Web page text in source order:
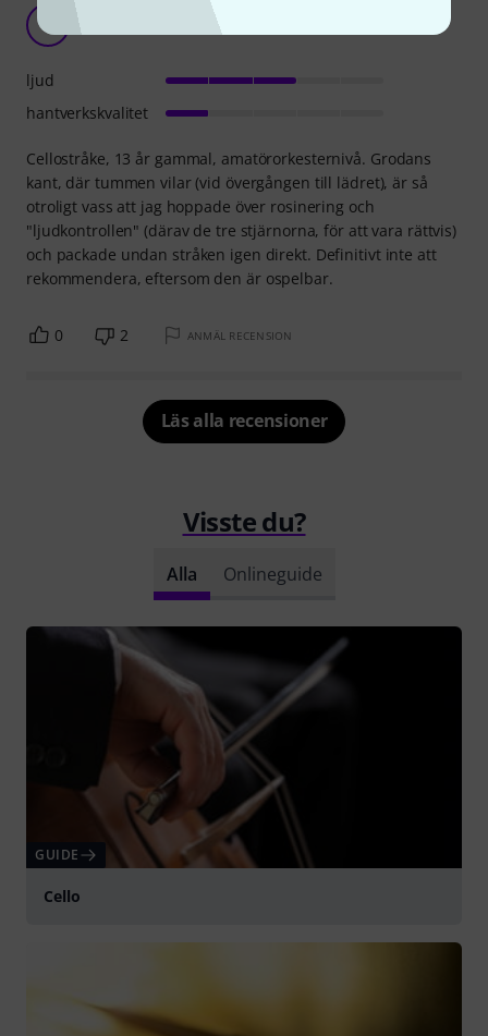
ThePszemek 24.01.2023
Cellostråke, 13 år gammal, amatörorkesternivå. Grodans
kant, där tummen vilar (vid övergången till lädret), är så
otroligt vass att jag hoppade över rosinering och
"ljudkontrollen" (därav de tre stjärnorna, för att vara rättvis)
och packade undan stråken igen direkt. Definitivt inte att
rekommendera, eftersom den är ospelbar.
ljud
hantverkskvalitet
0 2 ANMÄL RECENSION
Läs alla recensioner
Visste du?
Alla Onlineguide
GUIDE
Cello